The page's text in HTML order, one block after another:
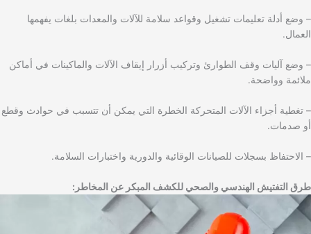
– وضع أدلة تعليمات تشغيل وقواعد سلامة للآلات والمعدات بلغات يفهمها
العمال.
– وضع آليات وقف الطوارئ وتركيب أزرار إيقاف الآلات والماكينات في أماكن
ملائمة وواضحة.
– تغطية أجزاء الآلات المتحركة الخطرة التي يمكن أن تتسبب في حوادث وقطع
أو صدمات.
– الاحتفاظ بسجلات للصيانات الوقائية والدورية واختبارات السلامة.
طرق التفتيش الهندسي والصحي للكشف المبكر عن المخاطر: